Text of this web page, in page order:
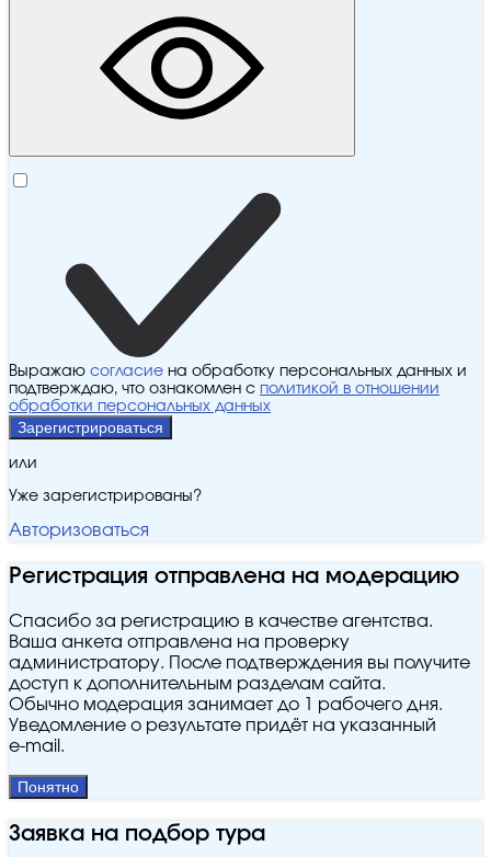
Выражаю согласие на обработку персональных данных и
подтверждаю, что ознакомлен с политикой в отношении
обработки персональных данных
Зарегистрироваться
или
Уже зарегистрированы?
Авторизоваться
Регистрация отправлена на модерацию
Спасибо за регистрацию в качестве агентства.
Ваша анкета отправлена на проверку
администратору. После подтверждения вы получите
доступ к дополнительным разделам сайта.
Обычно модерация занимает до 1 рабочего дня.
Уведомление о результате придёт на указанный
e‑mail.
Понятно
Заявка на подбор тура